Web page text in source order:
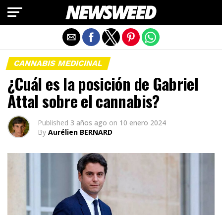
CANNABIS MEDICINAL
¿Cuál es la posición de Gabriel
Attal sobre el cannabis?
Published 3 años ago on 10 enero 2024
By Aurélien BERNARD
Salir de la versión móvil